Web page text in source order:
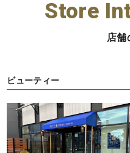
Store
店舗
ビューティー